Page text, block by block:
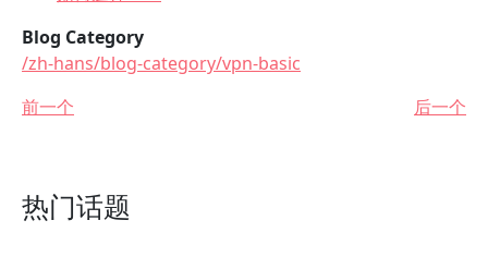
Blog Category
/zh-hans/blog-category/vpn-basic
前一个
后一个
热门话题